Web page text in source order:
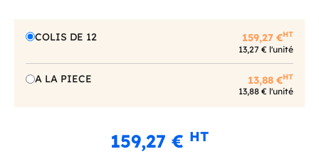
COLIS DE 12 159,27 €HT
13,27 € l'unité
A LA PIECE 13,88 €HT
13,88 € l'unité
159,27 € HT